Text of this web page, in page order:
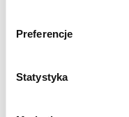
Preferencje
Statystyka
Wyrażenie ww. zgody
poinformowany/a, że